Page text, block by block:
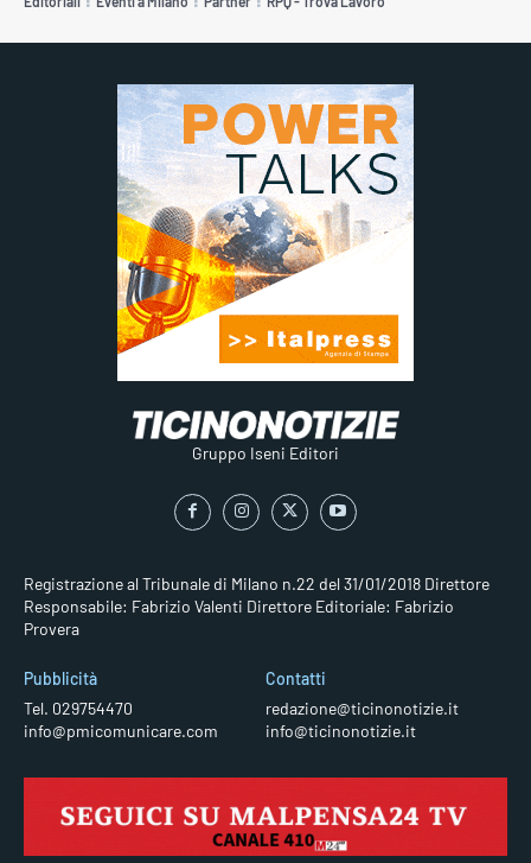
Gruppo Iseni Editori
Registrazione al Tribunale di Milano n.22 del 31/01/2018 Direttore
Responsabile: Fabrizio Valenti Direttore Editoriale: Fabrizio
Provera
Pubblicità
Tel. 029754470
info@pmicomunicare.com
Contatti
redazione@ticinonotizie.it
info@ticinonotizie.it